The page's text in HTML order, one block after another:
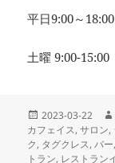
平日9:00～18:00
土曜 9:00-15:00
投
稿
日:
2023-03-22
カフェイス,サロン,
ク, タグクレス,バー
トラン, レストラン